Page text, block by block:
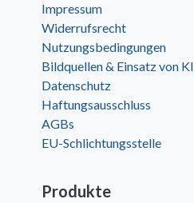
Impressum
Widerrufsrecht
Nutzungsbedingungen
Bildquellen & Einsatz von KI
Datenschutz
Haftungsausschluss
AGBs
EU-Schlichtungsstelle
Produkte